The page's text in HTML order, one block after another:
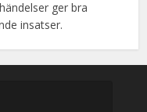
ger bra
insatser.